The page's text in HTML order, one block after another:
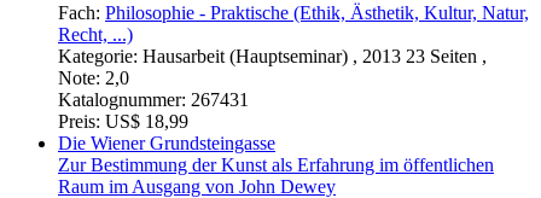
Fach: Philosophie - Praktische (Ethik, Ästhetik, Kultur, Natur,
Recht, ...)
Kategorie: Hausarbeit (Hauptseminar) , 2013 23 Seiten ,
Note: 2,0
Katalognummer: 267431
Preis: US$ 18,99
Die Wiener Grundsteingasse
Zur Bestimmung der Kunst als Erfahrung im öffentlichen
Raum im Ausgang von John Dewey